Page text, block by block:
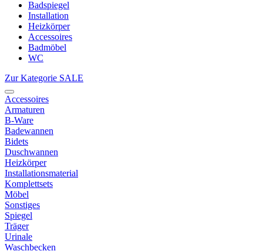
Badspiegel
Installation
Heizkörper
Accessoires
Badmöbel
WC
Zur Kategorie SALE
Accessoires
Armaturen
B-Ware
Badewannen
Bidets
Duschwannen
Heizkörper
Installationsmaterial
Komplettsets
Möbel
Sonstiges
Spiegel
Träger
Urinale
Waschbecken